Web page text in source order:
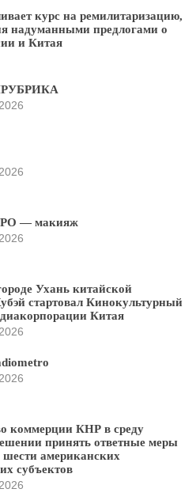
курс на ремилитаризацию,
надуманными предлогами о
и Китая
— макияж
Ухань китайской
стартовал Кинокультурный
Китая
коммерции КНР в среду
принять ответные меры
американских
субъектов